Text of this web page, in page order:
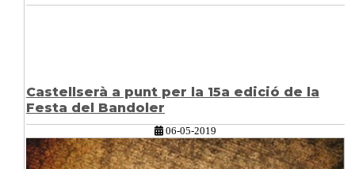
Castellserà a punt per la 15a edició de la
Festa del Bandoler
06-05-2019